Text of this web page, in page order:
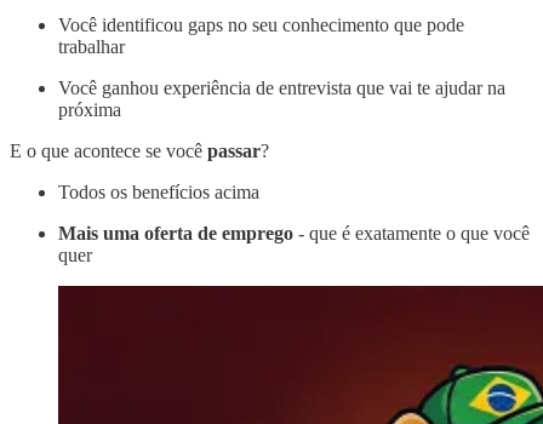
Você identificou gaps no seu conhecimento que pode
trabalhar
Você ganhou experiência de entrevista que vai te ajudar na
próxima
E o que acontece se você passar?
Todos os benefícios acima
Mais uma oferta de emprego - que é exatamente o que você
quer